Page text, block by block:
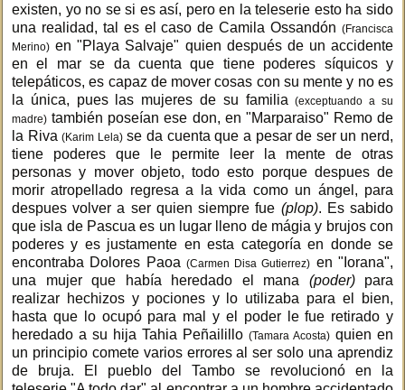
existen, yo no se si es así, pero en la teleserie esto ha sido
una realidad, tal es el caso de Camila Ossandón (Francisca
Merino) en "Playa Salvaje" quien después de un accidente
en el mar se da cuenta que tiene poderes síquicos y
telepáticos, es capaz de mover cosas con su mente y no es
la única, pues las mujeres de su familia(exceptuando a su
madre) también poseían ese don, en "Marparaiso" Remo de
la Riva(Karim Lela)se da cuenta que a pesar de ser un nerd,
tiene poderes que le permite leer la mente de otras
personas y mover objeto, todo esto porque despues de
morir atropellado regresa a la vida como un ángel, para
despues volver a ser quien siempre fue (plop). Es sabido
que isla de Pascua es un lugar lleno de mágia y brujos con
poderes y es justamente en esta categoría en donde se
encontraba Dolores Paoa (Carmen Disa Gutierrez) en "Iorana",
una mujer que había heredado el mana (poder)para
realizar hechizos y pociones y lo utilizaba para el bien,
hasta que lo ocupó para mal y el poder le fue retirado y
heredado a su hija Tahia Peñailillo (Tamara Acosta) quien en
un principio comete varios errores al ser solo una aprendiz
de bruja. El pueblo del Tambo se revolucionó en la